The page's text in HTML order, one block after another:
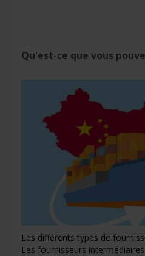
Qu'est-ce que vous
Les différents types de
Les fournisseurs intermédiaires